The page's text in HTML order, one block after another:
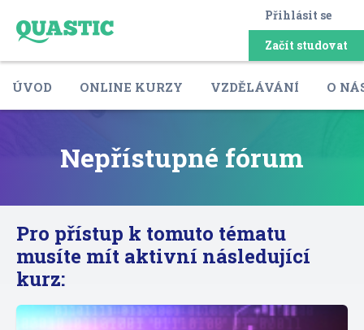
Přihlásit se
Začít studovat
ÚVOD ONLINE KURZY VZDĚLÁVÁNÍ O
Nepřístupné fórum
Pro přístup k tomuto tématu
musíte mít aktivní následující
kurz: